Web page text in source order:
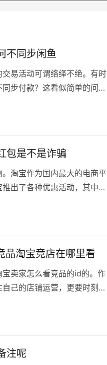
不同步闲鱼
易活动可谓络绎不绝。有时
步付款？这看似简单的问
包是不是诈骗
淘宝作为国内最大的电商平
出了各种优惠活动，其中红
品淘宝竞店在哪里看
卖家怎么看竞品的id的。作
己的店铺运营，更要时刻关
注呢